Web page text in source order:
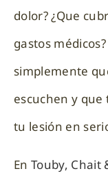
dolor? ¿Que
gastos médicos?
simplemente
escuchen y que
tu lesión en
EnTouby, Chait